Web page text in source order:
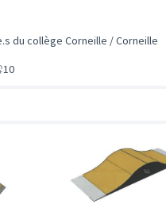
du collège Corneille / Corneille
10